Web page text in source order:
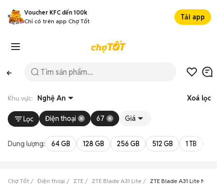
Voucher KFC đến 100k
Chỉ có trên app Chợ Tốt
Tải app
Khu vực: Nghệ An Xoá lọc
Lọc Điện thoại 67 Giá
Dung lượng: 64 GB 128 GB 256 GB 512 GB 1 TB
Chợ Tốt Điện thoại ZTE ZTE Blade A31 Lite ZTE Blade A31 Lite